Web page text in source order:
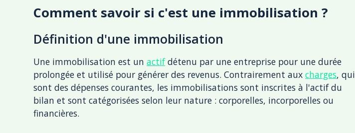
Comment savoir si c'est une immobilisation ?
Définition d'une immobilisation
Une immobilisation est unactifdétenu par une entreprise pour une durée
prolongée et utilisé pour générer des revenus. Contrairement auxcharges, qui
sont des dépenses courantes, les immobilisations sont inscrites à l'actif du
bilan et sont catégorisées selon leur nature : corporelles, incorporelles ou
financières.